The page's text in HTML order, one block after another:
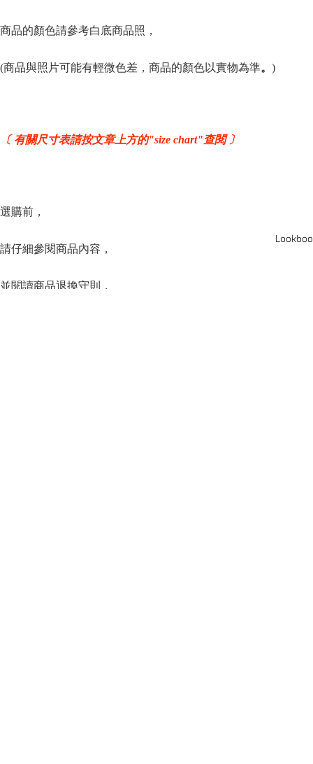
商品的顏色請參考白底商品照，
(商品與照片可能有輕微色差，商品的顏色以實物為準。 )
〔 有關尺寸表請按文章上方的"size chart"查閱 〕
選購前，
請仔細參閱商品內容，
並閱讀商品退換守則，